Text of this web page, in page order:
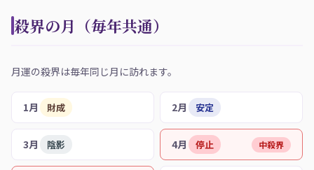
殺界の月（毎年共通）
月運の殺界は毎年同じ月に訪れます。
1月 財成 2月 安定
3月 陰影 4月 停止 中殺界